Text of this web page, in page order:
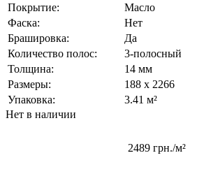
Покрытие:
Масло
Фаска:
Нет
Брашировка:
Да
Количество полос:
3-полосный
Толщина:
14 мм
Размеры:
188 x 2266
Упаковка:
3.41 м²
Нет в наличии
2489 грн./м²